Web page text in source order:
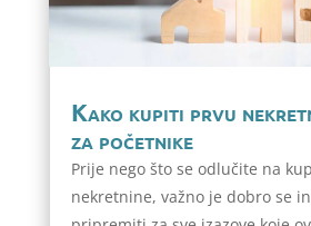
Kako kupiti prvu
za početnike
Prije nego što se odlučite na
nekretnine, važno je dobro se